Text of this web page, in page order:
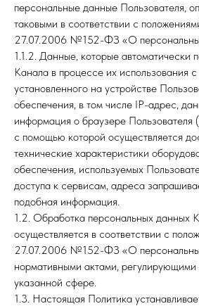
персональные данные Пользователя,
таковыми в соответствии с
27.07.2006 №152-ФЗ «О
1.1.2. Данные, которые автоматически
Канала в процессе их использования
установленного на устройстве
обеспечения, в том числе IP-адрес,
информация о браузере Пользователя
с помощью которой осуществляется
технические характеристики
обеспечения, используемых
доступа к сервисам, адреса
подобная информация.
1.2. Обработка персональных данных
осуществляется в соответствии с
27.07.2006 №152-ФЗ «О
нормативными актами, регулирующими
указанной сфере.
1.3. Настоящая Политика